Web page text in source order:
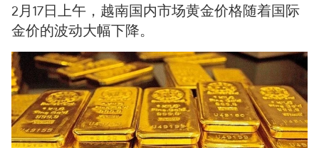
2月17日上午，越南国内市场黄金价格随着国际
金价的波动大幅下降。